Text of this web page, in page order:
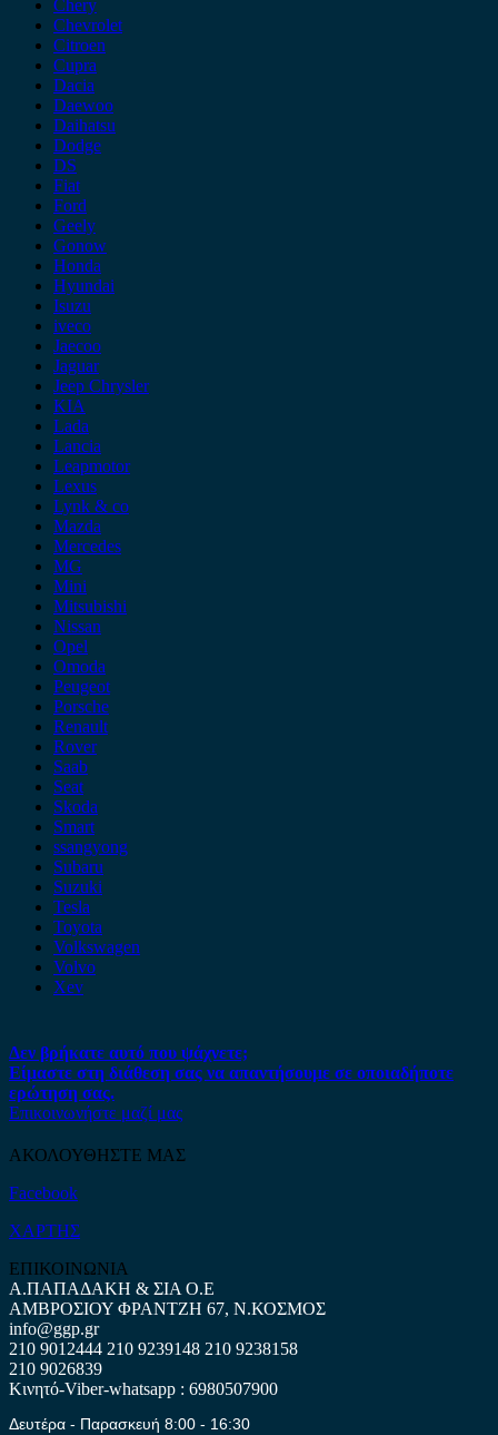
Chery
Chevrolet
Citroen
Cupra
Dacia
Daewoo
Daihatsu
Dodge
DS
Fiat
Ford
Geely
Gonow
Honda
Hyundai
Isuzu
iveco
Jaecoo
Jaguar
Jeep Chrysler
KIA
Lada
Lancia
Leapmotor
Lexus
Lynk & co
Mazda
Mercedes
MG
Mini
Mitsubishi
Nissan
Opel
Omoda
Peugeot
Porsche
Renault
Rover
Saab
Seat
Skoda
Smart
ssangyong
Subaru
Suzuki
Tesla
Toyota
Volkswagen
Volvo
Xev
Δεν βρήκατε αυτό που ψάχνετε;
Είμαστε στη διάθεση σας να απαντήσουμε σε οποιαδήποτε
ερώτηση σας.
Επικοινωνήστε μαζί μας
ΑΚΟΛΟΥΘΗΣΤΕ ΜΑΣ
Facebook
ΧΑΡΤΗΣ
ΕΠΙΚΟΙΝΩΝΙΑ
Α.ΠΑΠΑΔΑΚΗ & ΣΙΑ Ο.Ε
ΑΜΒΡΟΣΙΟΥ ΦΡΑΝΤΖΗ 67, Ν.ΚΟΣΜΟΣ
info@ggp.gr
210 9012444 210 9239148 210 9238158
210 9026839
Κινητό-Viber-whatsapp : 6980507900
Δευτέρα - Παρασκευή 8:00 - 16:30